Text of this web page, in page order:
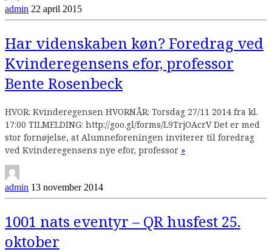
admin 22 april 2015
Har videnskaben køn? Foredrag ved
Kvinderegensens efor, professor
Bente Rosenbeck
HVOR: Kvinderegensen HVORNÅR: Torsdag 27/11 2014 fra kl.
17:00 TILMELDING: http://goo.gl/forms/L9TrjOAcrV Det er med
stor fornøjelse, at Alumneforeningen inviterer til foredrag
ved Kvinderegensens nye efor, professor Continue
»
admin 13 november 2014
1001 nats eventyr – QR husfest 25.
oktober